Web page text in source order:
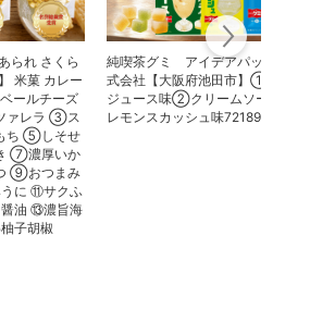
られ さくら
米菓 カレー
ールチーズ
ァレラ ③ス
ち ⑤しそせ
⑦濃厚いか
⑨おつまみ
に ⑪サクふ
油 ⑬濃旨海
子胡椒
純喫茶グミ アイデアパッケージ
式会社【大阪府池田市】①ミック
ジュース味②クリームソーダ味
レモンスカッシュ味7218953470